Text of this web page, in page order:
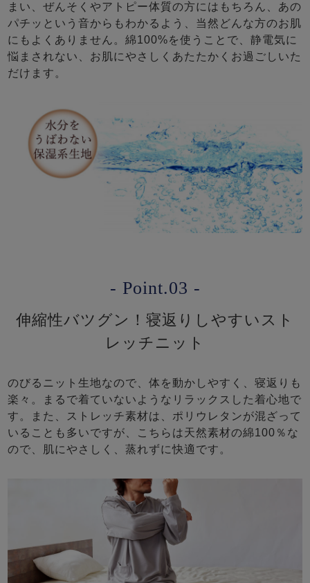
まい、ぜんそくやアトピー体質の方にはもちろん、あの
パチッという音からもわかるよう、当然どんな方のお肌
にもよくありません。綿100%を使うことで、静電気に
悩まされない、お肌にやさしくあたたかくお過ごしいた
だけます。
- Point.03 -
伸縮性バツグン！寝返りしやすいスト
レッチニット
のびるニット生地なので、体を動かしやすく、寝返りも
楽々。まるで着ていないようなリラックスした着心地で
す。また、ストレッチ素材は、ポリウレタンが混ざって
いることも多いですが、こちらは天然素材の綿100％な
ので、肌にやさしく、蒸れずに快適です。